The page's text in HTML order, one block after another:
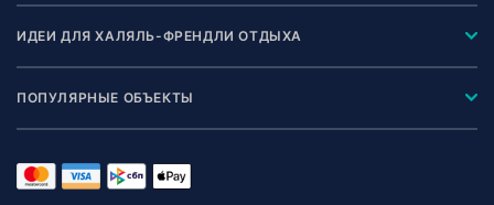
ИДЕИ ДЛЯ ХАЛЯЛЬ-ФРЕНДЛИ ОТДЫХА
ПОПУЛЯРНЫЕ ОБЪЕКТЫ